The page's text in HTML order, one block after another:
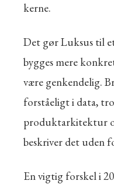
kerne.
Det gør Luksus til
bygges mere
være genkendelig.
forståeligt i data,
produktarkitektur
beskriver det uden
En vigtig forskel i